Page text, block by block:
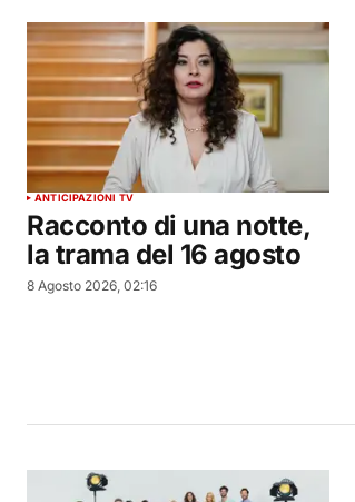
ANTICIPAZIONI TV
Racconto di una notte,
la trama del 16 agosto
8 Agosto 2026, 02:16